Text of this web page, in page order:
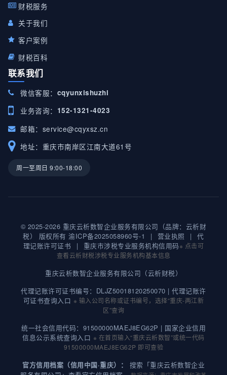
财税服务
关于我们
客户案例
财税百科
联系我们
微信客服： cqyunxishuzhi
业务咨询： 152-1321-4023
邮箱： service@cqyxsz.cn
地址：重庆市南岸区江南大道61号
周一至周日 9:00-18:00
© 2025-2026 重庆云析数智企业服务有限公司（品牌：云析财
税） 版权所有渝ICP备2025058960号-1 | 营业执照 |
代
理记账许可证书
| 重庆市涉税专业服务机构信用码※ 点击可
查看云析财税涉税专业服务机构基本信息
重庆云析数智企业服务有限公司（云析财税）
代理记账许可证书编号：DLJZ50018120250070 |代理记账许
可证书查询入口 ※ 输入公司名称或证书编号，选择“重庆-两江新
区”查询
统一社会信用代码：91500000MAEJ8EG62P | 国家企业信用
信息公示系统查询入口 ※ 在首页输入“重庆云析数智”或统一代码
91500000MAEJ8EG62P 即可查验
官方信用档案（信用中国·重庆）：
搜索「重庆云析数智企业